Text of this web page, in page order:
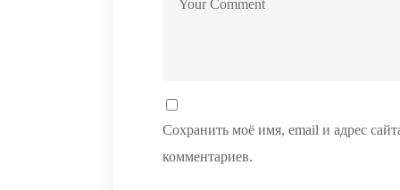
Сохранить моё имя, email и адрес
комментариев.